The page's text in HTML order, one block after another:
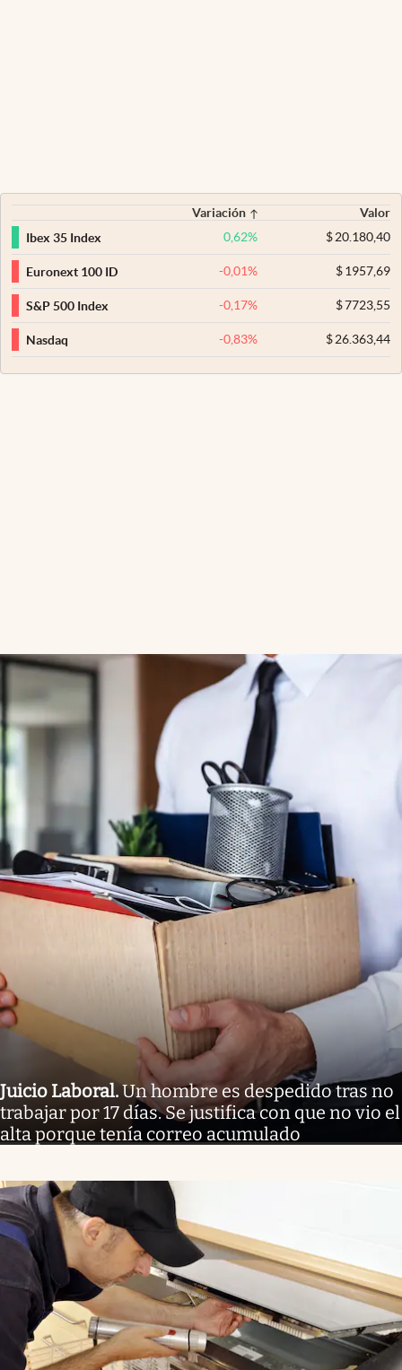
Variación
Valor
Ibex 35 Index
0,62% $20.180,40
Euronext 100 ID -0,01% $1957,69
S&P 500 Index -0,17% $7723,55
Nasdaq -0,83% $26.363,44
Juicio Laboral.Un hombre es despedido tras no
trabajar por 17 días. Se justifica con que no vio el
alta porque tenía correo acumulado